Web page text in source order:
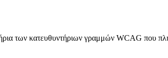
των κατευθυντήριων γραμμών WCAG που